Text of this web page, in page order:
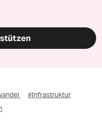
#Infrastruktur